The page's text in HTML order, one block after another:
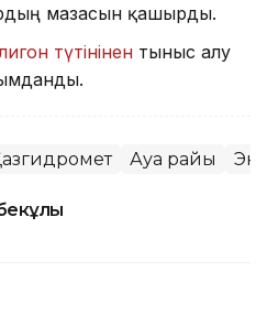
мазасын қашырды.
түтінінен тыныс алу
Ауа райы